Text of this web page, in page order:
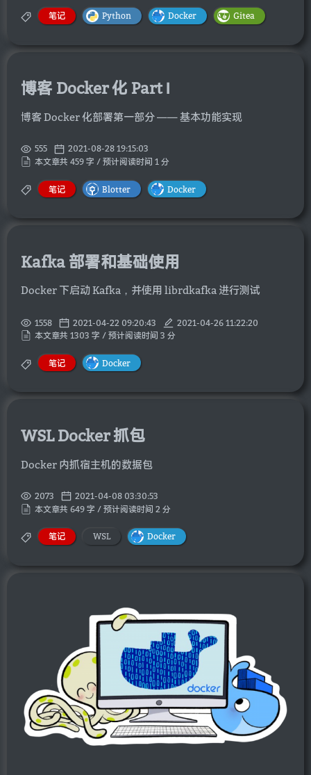
笔记 Python Docker Gitea
博客 Docker 化 Part Ⅰ
博客 Docker 化部署第一部分 —— 基本功能实现
555
2021-08-28 19:15:03
本文章共 459 字 / 预计阅读时间 1 分
笔记 Blotter Docker
Kafka 部署和基础使用
Docker 下启动 Kafka，并使用 librdkafka 进行测试
1558 2021-04-22 09:20:43
2021-04-26 11:22:20
本文章共 1303 字 / 预计阅读时间 3 分
笔记 Docker
WSL Docker 抓包
Docker 内抓宿主机的数据包
2073
2021-04-08 03:30:53
本文章共 649 字 / 预计阅读时间 2 分
笔记 WSL Docker